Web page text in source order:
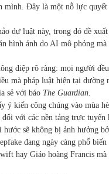
mình. Đây là một nỗ lực
dự luật này, trong đó đề
hình ảnh do AI mô phỏng
điệp rõ ràng: mọi người
mà pháp luật hiện tại dường
sẻ với báo The Guardian.
ý kiến công chúng vào mùa
với các nền tảng trực tuyến
sẽ không bị ảnh hưởng
đang ngày càng phổ
hay Giáo hoàng Francis mà